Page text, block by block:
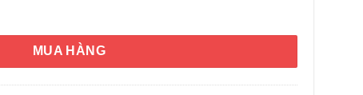
NusaPure Red Korean Panax Ginseng 4800mg 200 Capsules
MUA HÀNG